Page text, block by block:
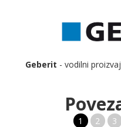
Geberit - vodilni
1 2 3